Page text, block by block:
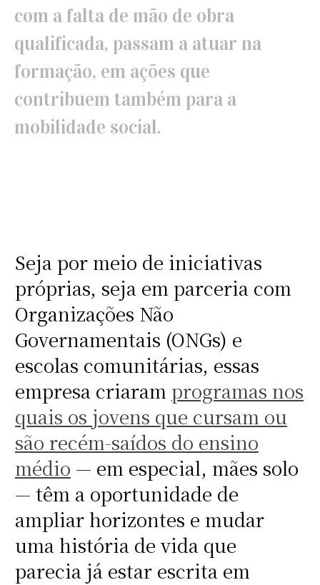
com a falta de mão de obra
qualificada, passam a atuar na
formação, em ações que
contribuem também para a
mobilidade social.
Seja por meio de iniciativas
próprias, seja em parceria com
Organizações Não
Governamentais (ONGs) e
escolas comunitárias, essas
empresa criaramprogramas nos
quais os jovens que cursam ou
são recém-saídos do ensino
médio — em especial, mães solo
— têm a oportunidade de
ampliar horizontes e mudar
uma história de vida que
parecia já estar escrita em